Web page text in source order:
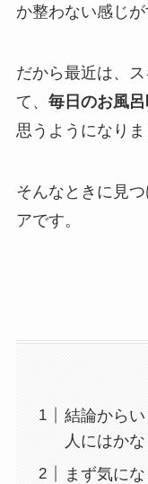
か整わない感じが
だから最近は、
て、 毎日のお風
思うようになりま
そんなときに見
アです。
結論から
人にはか
まず気に